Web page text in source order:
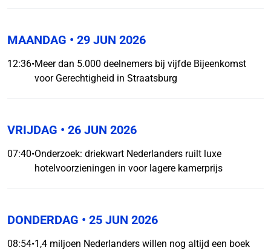
MAANDAG • 29 JUN 2026
12:36•Meer dan 5.000 deelnemers bij vijfde Bijeenkomst
voor Gerechtigheid in Straatsburg
VRIJDAG • 26 JUN 2026
07:40•Onderzoek: driekwart Nederlanders ruilt luxe
hotelvoorzieningen in voor lagere kamerprijs
DONDERDAG • 25 JUN 2026
08:54•1,4 miljoen Nederlanders willen nog altijd een boek